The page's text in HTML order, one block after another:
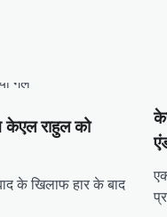
केएल राहुल को
के खिलाफ हार के बाद